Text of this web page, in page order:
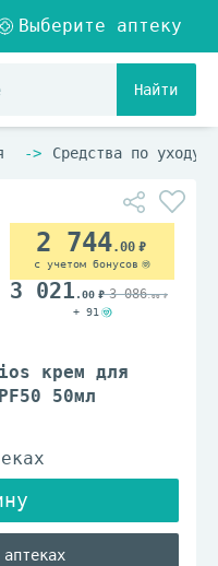
Найти
Средства по уходу
крем для
50мл
2 744.00
с учетом бонусов
3 021 .00 3 086.00
+ 91